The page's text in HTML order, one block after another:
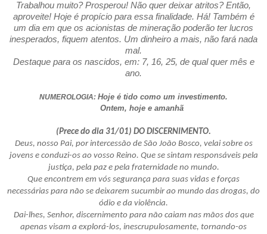
Trabalhou muito? Prosperou! Não quer deixar atritos? Então,
aproveite! Hoje é propício para essa finalidade. Há! Também é
um dia em que os acionistas de mineração poderão ter lucros
inesperados, fiquem atentos. Um dinheiro a mais, não fará nada
mal.
Destaque para os nascidos, em: 7, 16, 25, de qual quer mês e
ano.
NUMEROLOGIA: Hoje é tido como um investimento.
Ontem, hoje e amanhã
(Prece do dia 31/01) DO DISCERNIMENTO.
Deus, nosso Pai, por intercessão de São João Bosco, velai sobre os
jovens e conduzi-os ao vosso Reino. Que se sintam responsáveis pela
justiça, pela paz e pela fraternidade no mundo.
Que encontrem em vós segurança para suas vidas e forças
necessárias para não se deixarem sucumbir ao mundo das drogas, do
ódio e da violência.
Dai-lhes, Senhor, discernimento para não caiam nas mãos dos que
apenas visam a explorá-los, inescrupulosamente, tornando-os